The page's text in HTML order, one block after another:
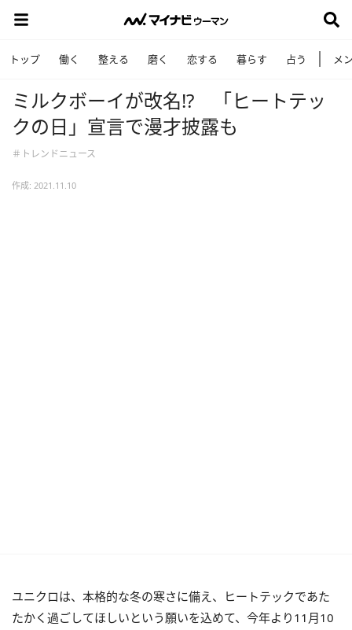
トップ 働く 整える 磨く 恋する 暮らす 占う メ
ミルクボーイが改名!? 「ヒートテッ
クの日」宣言で漫才披露も
＃トレンドニュース
作成: 2021.11.10
ユニクロは、本格的な冬の寒さに備え、ヒートテックであた
たかく過ごしてほしいという願いを込めて、今年より11月10